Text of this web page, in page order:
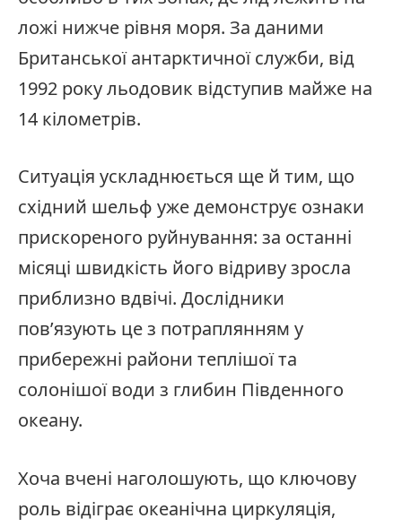
ложі нижче рівня моря. За даними
Британської антарктичної служби, від
1992 року льодовик відступив майже на
14 кілометрів.
Ситуація ускладнюється ще й тим, що
східний шельф уже демонструє ознаки
прискореного руйнування: за останні
місяці швидкість його відриву зросла
приблизно вдвічі. Дослідники
пов’язують це з потраплянням у
прибережні райони теплішої та
солонішої води з глибин Південного
океану.
Хоча вчені наголошують, що ключову
роль відіграє океанічна циркуляція,